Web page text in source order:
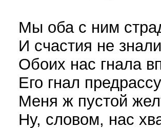
Мы оба с ним
И счастия не
Обоих нас гнала
Его гнал
Меня ж пустой
Ну, словом, нас